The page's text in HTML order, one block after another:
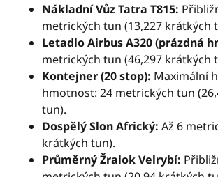
Nákladní Vůz Tatra T815:
metrických tun (13,227 krátkých
Letadlo Airbus A320 (prázdná
metrických tun (46,297 krátkých
Kontejner (20 stop): Maximální
hmotnost: 24 metrických tun
tun).
Dospělý Slon Africký: Až 6
krátkých tun).
Průměrný Žralok Velrybí: